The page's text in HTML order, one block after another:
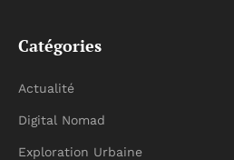
Catégories
Actualité
Digital Nomad
Exploration Urbaine